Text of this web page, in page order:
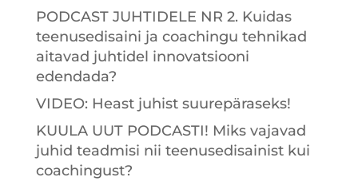
PODCAST JUHTIDELE NR 2. Kuidas
teenusedisaini ja coachingu tehnikad
aitavad juhtidel innovatsiooni
edendada?
VIDEO: Heast juhist suurepäraseks!
KUULA UUT PODCASTI! Miks vajavad
juhid teadmisi nii teenusedisainist kui
coachingust?